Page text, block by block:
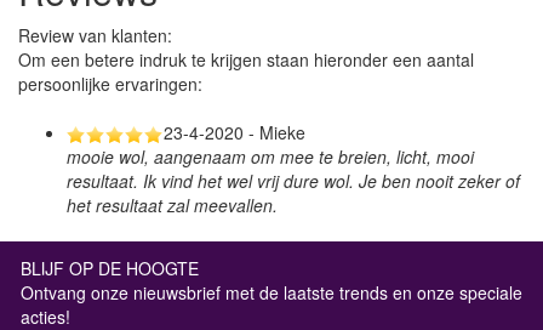
Review van klanten:
Om een betere indruk te krijgen staan hieronder een aantal
persoonlijke ervaringen:
23-4-2020 - Mieke
mooie wol, aangenaam om mee te breien, licht, mooi
resultaat. Ik vind het wel vrij dure wol. Je ben nooit zeker of
het resultaat zal meevallen.
BLIJF OP DE HOOGTE
Ontvang onze nieuwsbrief met de laatste trends en onze speciale
acties!